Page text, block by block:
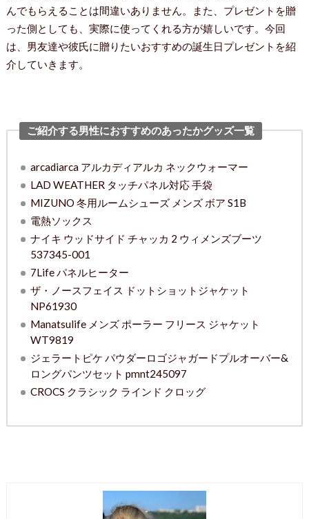
んでもらえることは間違いありません。また、プレゼントを贈
った側としても、実際に使ってくれる方が嬉しいです。今回
は、男友達や彼氏に贈りたいおすすめの誕生日プレゼントを紹
介していきます。
ご紹介する男性におすすめのあったかグッズ一覧
arcadiarca アルカディアルカ ネックウォーマー
LAD WEATHER タッチパネル対応 手袋
MIZUNO 冬用ルームシューズ メンズ ボア S1B
電熱ソックス
ナイキ ウッドサイド チャッカ 2 ウィメンズブーツ
537345-001
7Life パネルヒーター
ザ・ノースフェイス ドットショットジャケット
NP61930
Manatsulife メンズ ポーラー フリース ジャケット
WT9819
ジェラートピケ パウダーロゴジャガードプルオーバー&
ロングパンツセット pmnt245097
CROCS クラシック ラインド クロッグ